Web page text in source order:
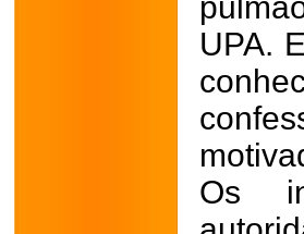
UPA.
Os